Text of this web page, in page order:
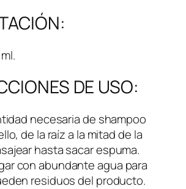
DE USO:
necesaria de shampoo
de la raíz a la mitad de la
hasta sacar espuma.
con abundante agua para
residuos del producto.